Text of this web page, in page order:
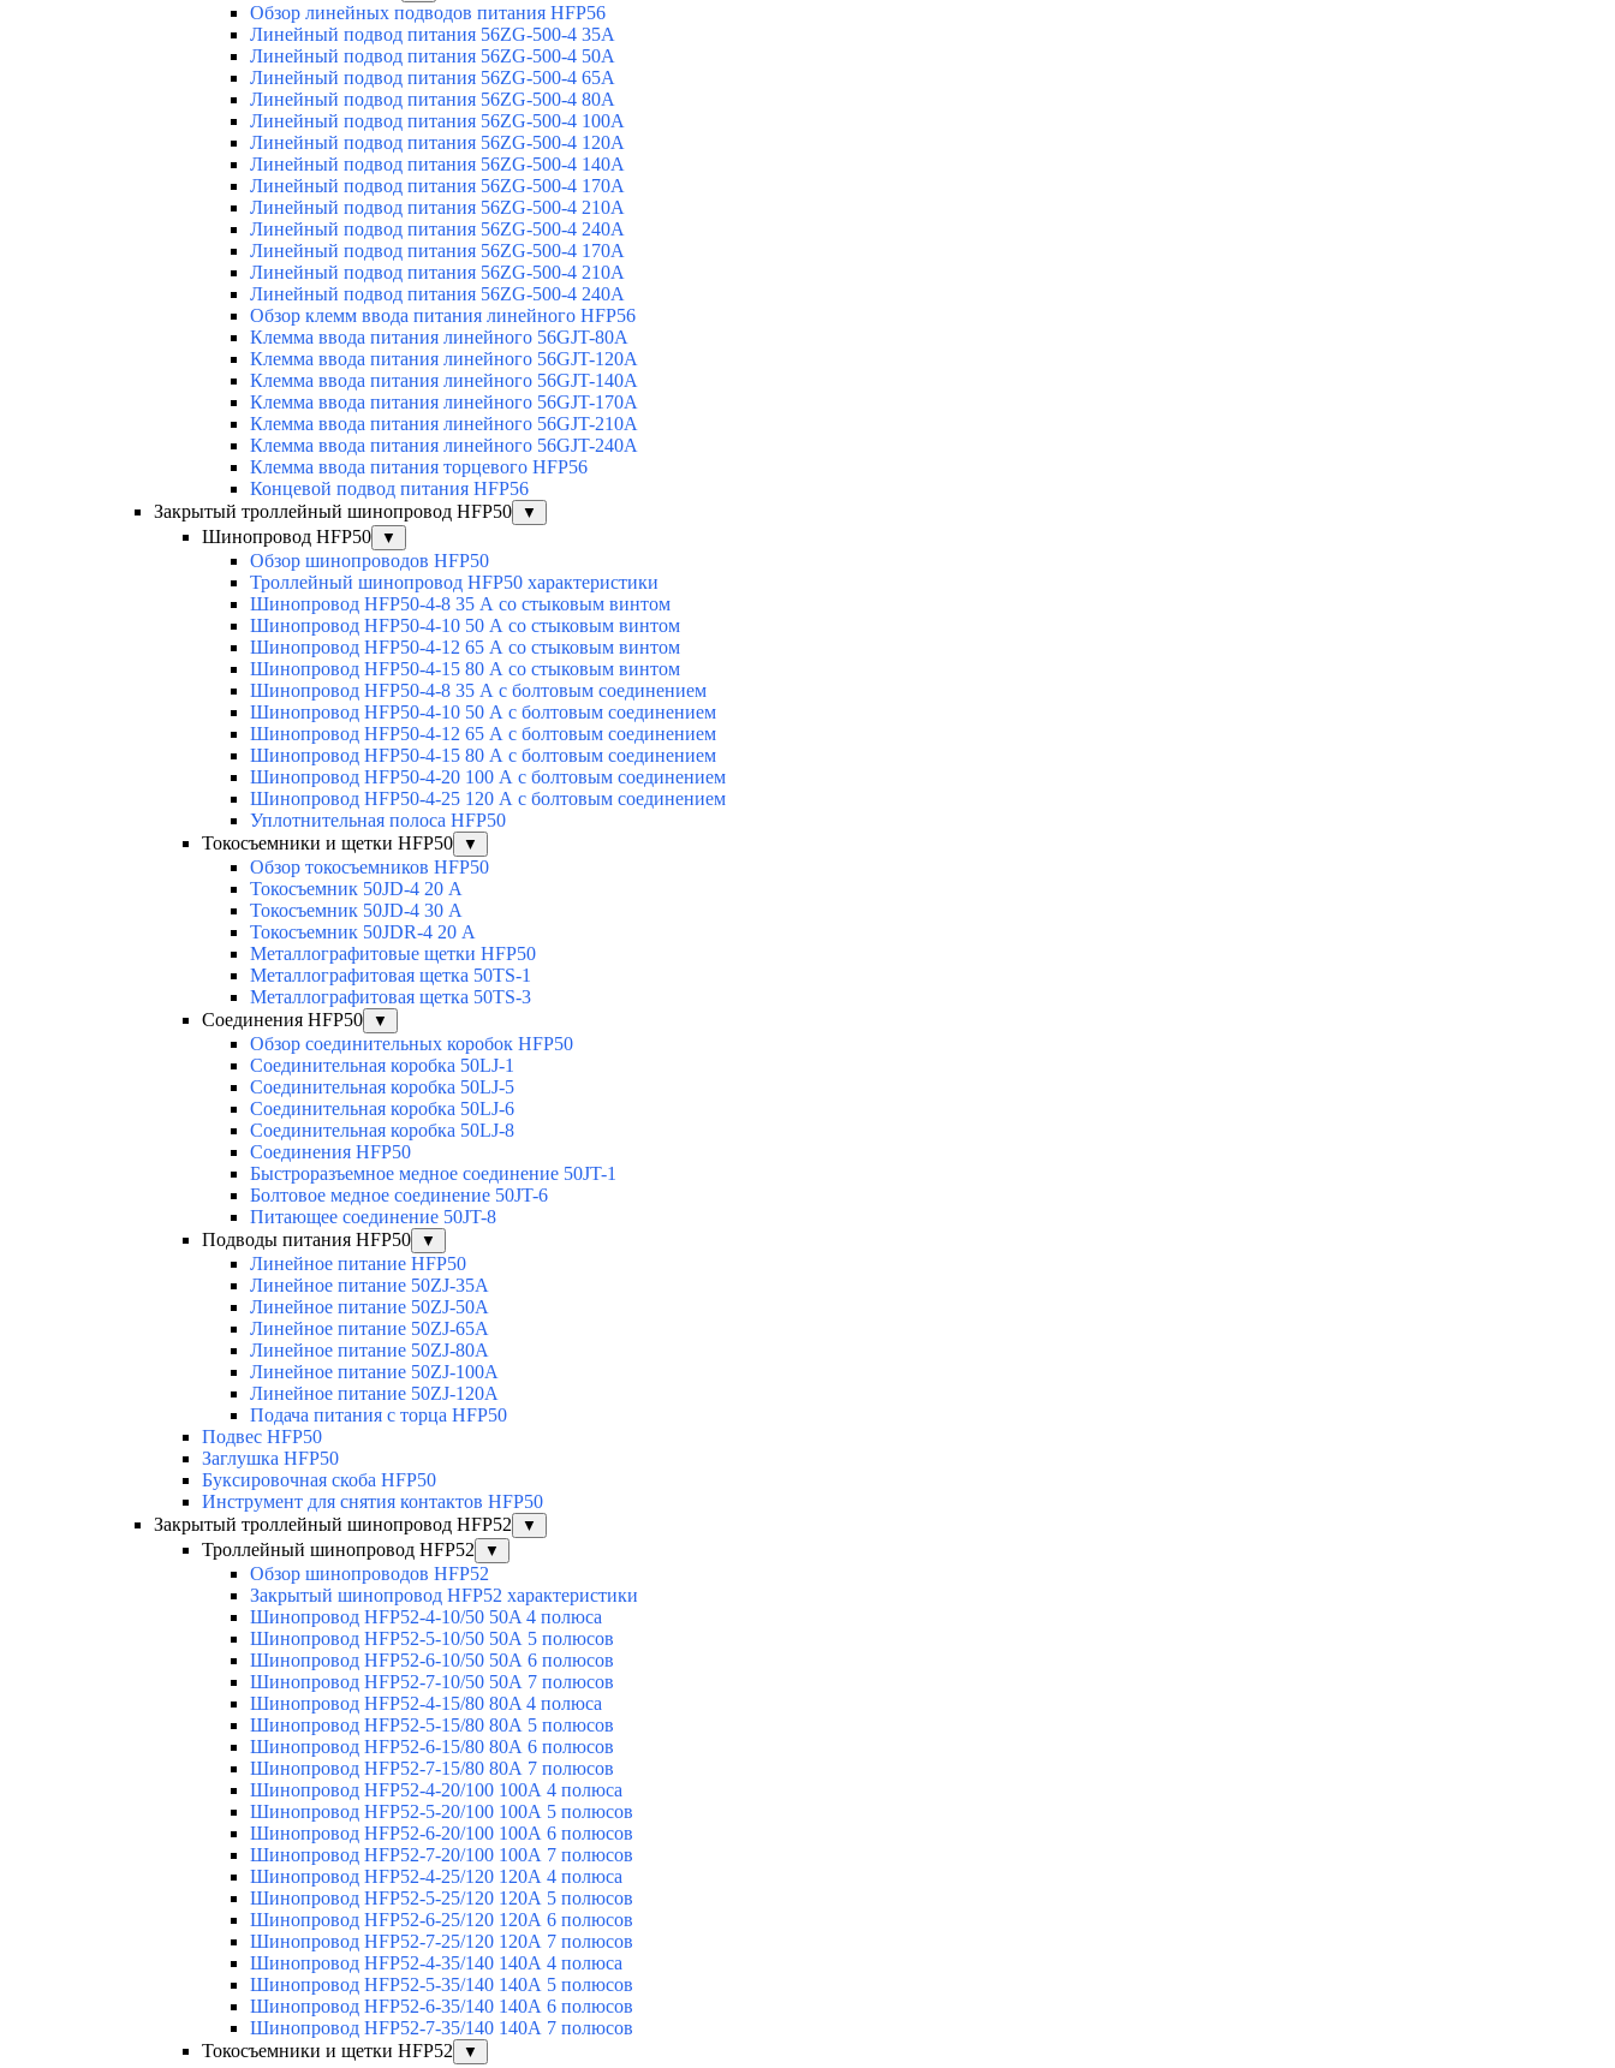
Обзор линейных подводов питания HFP56
Линейный подвод питания 56ZG-500-4 35A
Линейный подвод питания 56ZG-500-4 50A
Линейный подвод питания 56ZG-500-4 65A
Линейный подвод питания 56ZG-500-4 80A
Линейный подвод питания 56ZG-500-4 100A
Линейный подвод питания 56ZG-500-4 120A
Линейный подвод питания 56ZG-500-4 140A
Линейный подвод питания 56ZG-500-4 170A
Линейный подвод питания 56ZG-500-4 210A
Линейный подвод питания 56ZG-500-4 240A
Линейный подвод питания 56ZG-500-4 170A
Линейный подвод питания 56ZG-500-4 210A
Линейный подвод питания 56ZG-500-4 240A
Обзор клемм ввода питания линейного HFP56
Клемма ввода питания линейного 56GJT-80A
Клемма ввода питания линейного 56GJT-120A
Клемма ввода питания линейного 56GJT-140A
Клемма ввода питания линейного 56GJT-170A
Клемма ввода питания линейного 56GJT-210A
Клемма ввода питания линейного 56GJT-240A
Клемма ввода питания торцевого HFP56
Концевой подвод питания HFP56
Закрытый троллейный шинопровод HFP50
▼
Шинопровод HFP50 ▼
Обзор шинопроводов HFP50
Троллейный шинопровод HFP50 характеристики
Шинопровод HFP50-4-8 35 А со стыковым винтом
Шинопровод HFP50-4-10 50 А со стыковым винтом
Шинопровод HFP50-4-12 65 А со стыковым винтом
Шинопровод HFP50-4-15 80 А со стыковым винтом
Шинопровод HFP50-4-8 35 А с болтовым соединением
Шинопровод HFP50-4-10 50 А с болтовым соединением
Шинопровод HFP50-4-12 65 А с болтовым соединением
Шинопровод HFP50-4-15 80 А с болтовым соединением
Шинопровод HFP50-4-20 100 А с болтовым соединением
Шинопровод HFP50-4-25 120 А с болтовым соединением
Уплотнительная полоса HFP50
Токосъемники и щетки HFP50
▼
Обзор токосъемников HFP50
Токосъемник 50JD-4 20 А
Токосъемник 50JD-4 30 А
Токосъемник 50JDR-4 20 А
Металлографитовые щетки HFP50
Металлографитовая щетка 50TS-1
Металлографитовая щетка 50TS-3
Соединения HFP50
▼
Обзор соединительных коробок HFP50
Соединительная коробка 50LJ-1
Соединительная коробка 50LJ-5
Соединительная коробка 50LJ-6
Соединительная коробка 50LJ-8
Соединения HFP50
Быстроразъемное медное соединение 50JT-1
Болтовое медное соединение 50JT-6
Питающее соединение 50JT-8
Подводы питания HFP50
▼
Линейное питание HFP50
Линейное питание 50ZJ-35A
Линейное питание 50ZJ-50A
Линейное питание 50ZJ-65A
Линейное питание 50ZJ-80A
Линейное питание 50ZJ-100A
Линейное питание 50ZJ-120A
Подача питания с торца HFP50
Подвес HFP50
Заглушка HFP50
Буксировочная скоба HFP50
Инструмент для снятия контактов HFP50
Закрытый троллейный шинопровод HFP52
▼
Троллейный шинопровод HFP52 ▼
Обзор шинопроводов HFP52
Закрытый шинопровод HFP52 характеристики
Шинопровод HFP52-4-10/50 50A 4 полюса
Шинопровод HFP52-5-10/50 50А 5 полюсов
Шинопровод HFP52-6-10/50 50А 6 полюсов
Шинопровод HFP52-7-10/50 50А 7 полюсов
Шинопровод HFP52-4-15/80 80A 4 полюса
Шинопровод HFP52-5-15/80 80А 5 полюсов
Шинопровод HFP52-6-15/80 80А 6 полюсов
Шинопровод HFP52-7-15/80 80А 7 полюсов
Шинопровод HFP52-4-20/100 100А 4 полюса
Шинопровод HFP52-5-20/100 100А 5 полюсов
Шинопровод HFP52-6-20/100 100А 6 полюсов
Шинопровод HFP52-7-20/100 100А 7 полюсов
Шинопровод HFP52-4-25/120 120А 4 полюса
Шинопровод HFP52-5-25/120 120А 5 полюсов
Шинопровод HFP52-6-25/120 120А 6 полюсов
Шинопровод HFP52-7-25/120 120А 7 полюсов
Шинопровод HFP52-4-35/140 140А 4 полюса
Шинопровод HFP52-5-35/140 140А 5 полюсов
Шинопровод HFP52-6-35/140 140А 6 полюсов
Шинопровод HFP52-7-35/140 140А 7 полюсов
Токосъемники и щетки HFP52
▼